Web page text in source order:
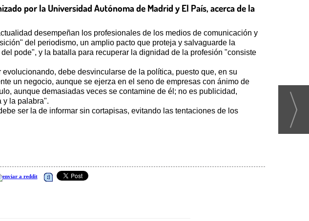
por la Universidad Autónoma de Madrid y El País, acerca de la
desempeñan los profesionales de los medios de comunicación y
del periodismo, un amplio pacto que proteja y salvaguarde la
pode", y la batalla para recuperar la dignidad de la profesión "consiste
debe desvincularse de la política, puesto que, en su
un negocio, aunque se ejerza en el seno de empresas con ánimo de
aunque demasiadas veces se contamine de él; no es publicidad,
y la palabra".
ser la de informar sin cortapisas, evitando las tentaciones de los